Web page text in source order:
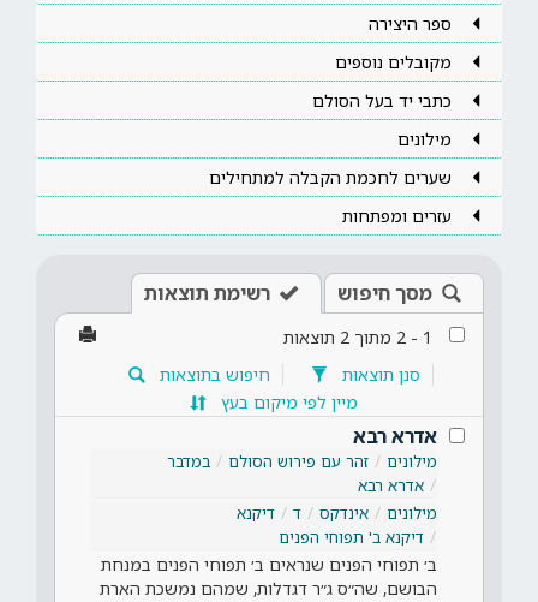
ספר היצירה
מקובלים נוספים
כתבי יד בעל הסולם
מילונים
שערים לחכמת הקבלה למתחילים
עזרים ומפתחות
מסך חיפוש רשימת תוצאות
1
-
2 מתוך 2 תוצאות
סנן תוצאות
חיפוש בתוצאות
מיין לפי מיקום בעץ
אדרא רבא
מילונים זהר עם פירוש הסולם
במדבר
אדרא רבא
מילונים
אינדקס ד
דיקנא
דיקנא ב' תפוחי הפנים
ב׳ תפוחי הפנים שנראים ב׳ תפוחי הפנים במנחת
הבושם, שה״ס ג״ר דגדלות, שמהם נמשכת הארת